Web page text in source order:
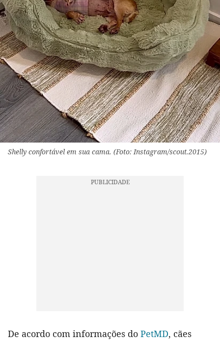
Shelly confortável em sua cama. (Foto: Instagram/scout.2015)
De acordo com informações do PetMD, cães